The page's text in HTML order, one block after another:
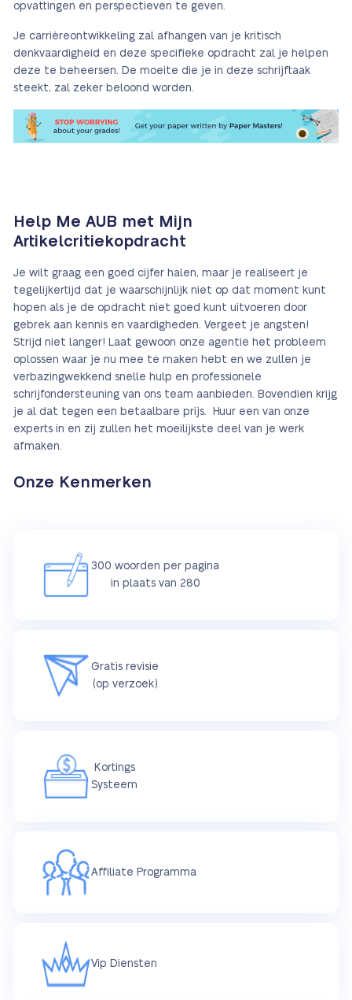
opvattingen en perspectieven te geven.
Je carrièreontwikkeling zal afhangen van je kritisch
denkvaardigheid en deze specifieke opdracht zal je helpen
deze te beheersen. De moeite die je in deze schrijftaak
steekt, zal zeker beloond worden.
Help Me AUB met Mijn
Artikelcritiekopdracht
Je wilt graag een goed cijfer halen, maar je realiseert je
tegelijkertijd dat je waarschijnlijk niet op dat moment kunt
hopen als je de opdracht niet goed kunt uitvoeren door
gebrek aan kennis en vaardigheden. Vergeet je angsten!
Strijd niet langer! Laat gewoon onze agentie het probleem
oplossen waar je nu mee te maken hebt en we zullen je
verbazingwekkend snelle hulp en professionele
schrijfondersteuning van ons team aanbieden. Bovendien krijg
je al dat tegen een betaalbare prijs. Huur een van onze
experts in en zij zullen het moeilijkste deel van je werk
afmaken.
Onze Kenmerken
300 woorden per pagina
in plaats van 280
Gratis revisie
(op verzoek)
Kortings
Systeem
Affiliate Programma
Vip Diensten